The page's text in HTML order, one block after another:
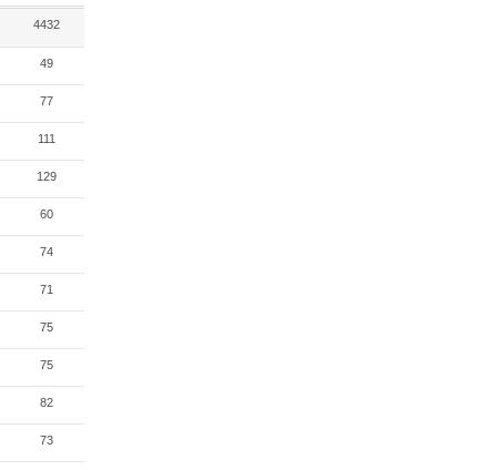
4432
49
77
111
129
60
74
71
75
75
82
73